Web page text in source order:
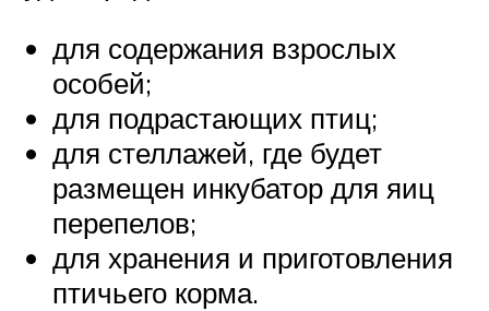
для содержания взрослых
особей;
для подрастающих птиц;
для стеллажей, где будет
размещен инкубатор для яиц
перепелов;
для хранения и приготовления
птичьего корма.